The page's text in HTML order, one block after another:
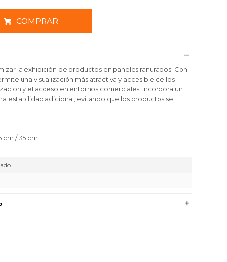
COMPRAR
la exhibición de productos en paneles ranurados. Con
una visualización más atractiva y accesible de los
y el acceso en entornos comerciales. Incorpora un
estabilidad adicional, evitando que los productos se
cm / 35 cm